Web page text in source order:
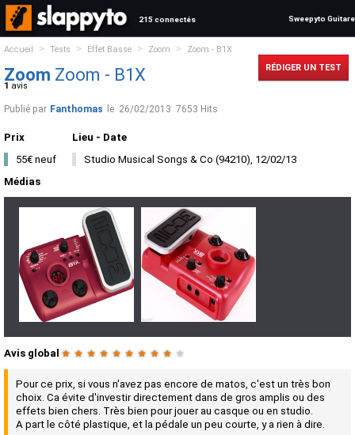
215 connectés Sweepyto Guitare
Accueil > Tests > Effet Basse > Zoom > Zoom - B1X
Zoom Zoom - B1X
1 avis
RÉDIGER UN TEST
Publié par Fanthomas le 26/02/2013 7653 Hits
Prix
55€ neuf
Lieu - Date
Studio Musical Songs & Co (94210), 12/02/13
Médias
Avis global ★ ★ ★ ★ ★ ★ ★ ★ ★ ★
Pour ce prix, si vous n'avez pas encore de matos, c'est un très bon
choix. Ca évite d'investir directement dans de gros amplis ou des
effets bien chers. Très bien pour jouer au casque ou en studio.
A part le côté plastique, et la pédale un peu courte, y a rien à dire.